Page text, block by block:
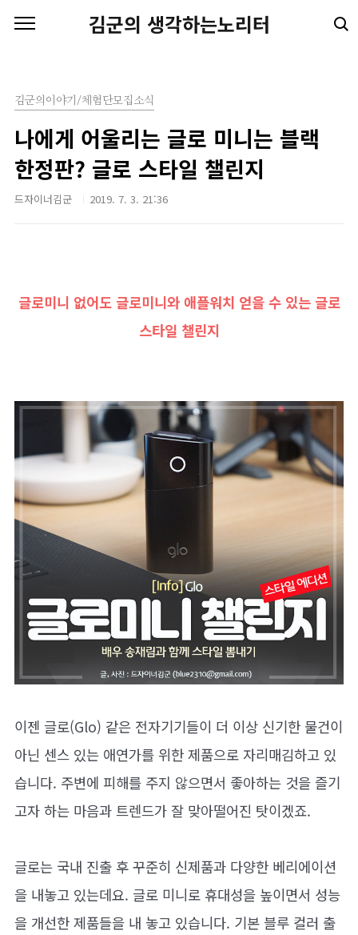
김군의 생각하는노리터
김군의이야기/체험단모집소식
나에게 어울리는 글로 미니는 블랙
한정판? 글로 스타일 챌린지
드자이너김군 2019. 7. 3. 21:36
글로미니 없어도 글로미니와 애플워치 얻을 수 있는 글로
스타일 챌린지
이젠 글로(Glo) 같은 전자기기들이 더 이상 신기한 물건이
아닌 센스 있는 애연가를 위한 제품으로 자리매김하고 있
습니다. 주변에 피해를 주지 않으면서 좋아하는 것을 즐기
고자 하는 마음과 트렌드가 잘 맞아떨어진 탓이겠죠.
글로는 국내 진출 후 꾸준히 신제품과 다양한 베리에이션
을 내놓고 있는데요. 글로 미니로 휴대성을 높이면서 성능
을 개선한 제품들을 내 놓고 있습니다. 기본 블루 컬러 출